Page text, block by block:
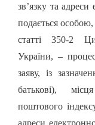
зв’язку та
подається
статті 350-2
України, –
заяву, із
батькові),
поштового
адреси